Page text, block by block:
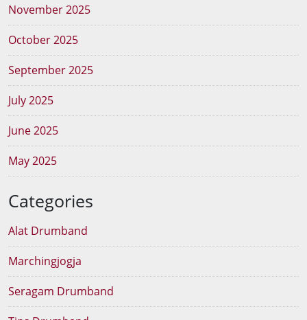
November 2025
October 2025
September 2025
July 2025
June 2025
May 2025
Categories
Alat Drumband
Marchingjogja
Seragam Drumband